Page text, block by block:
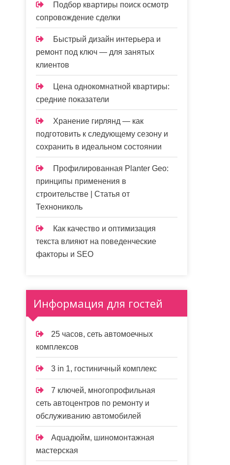
Подбор квартиры поиск осмотр
сопровождение сделки
Быстрый дизайн интерьера и
ремонт под ключ — для занятых
клиентов
Цена однокомнатной квартиры:
средние показатели
Хранение гирлянд — как
подготовить к следующему сезону и
сохранить в идеальном состоянии
Профилированная Planter Geo:
принципы применения в
строительстве | Статья от
Технониколь
Как качество и оптимизация
текста влияют на поведенческие
факторы и SEO
Информация для гостей
25 часов, сеть автомоечных
комплексов
3 in 1, гостиничный комплекс
7 ключей, многопрофильная
сеть автоцентров по ремонту и
обслуживанию автомобилей
Aquaдюйм, шиномонтажная
мастерская